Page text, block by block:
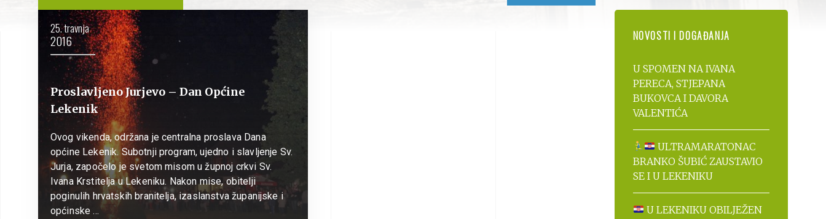
25. travnja
2016
Proslavljeno Jurjevo – Dan Općine
Lekenik
Ovog vikenda, održana je centralna proslava Dana
općine Lekenik. Subotnji program, ujedno i slavljenje Sv.
Jurja, započelo je svetom misom u župnoj crkvi Sv.
Ivana Krstitelja u Lekeniku. Nakon mise, obitelji
poginulih hrvatskih branitelja, izaslanstva županijske i
općinske …
NOVOSTI I DOGAĐANJA
U SPOMEN NA IVANA
PERECA, STJEPANA
BUKOVCA I DAVORA
VALENTIĆA
ULTRAMARATONAC
BRANKO ŠUBIĆ ZAUSTAVIO
SE I U LEKENIKU
U LEKENIKU OBILJEŽEN